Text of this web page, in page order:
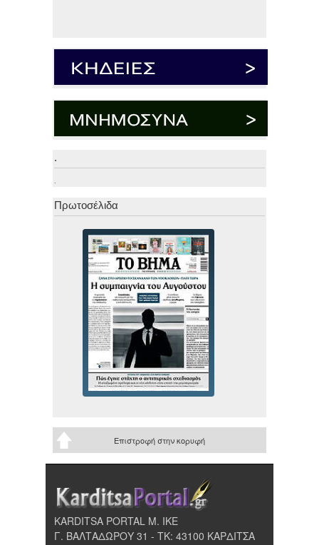
.
.
Πρωτοσέλιδα
Επιστροφή στην κορυφή
KARDITSA PORTAL Μ. ΙΚΕ
Γ. ΒΑΛΤΑΔΩΡΟΥ 31 - ΤΚ: 43100 ΚΑΡΔΙΤΣΑ